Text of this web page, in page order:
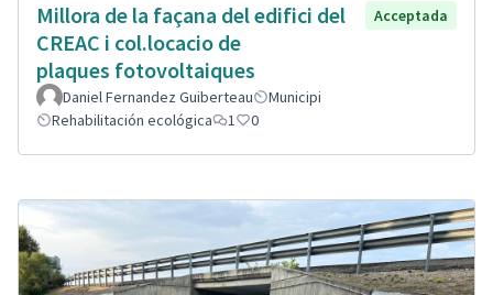
Millora de la façana del edifici del
CREAC i col.locacio de
plaques fotovoltaiques
Acceptada
Daniel Fernandez Guiberteau
Municipi
Rehabilitación ecológica
1 0